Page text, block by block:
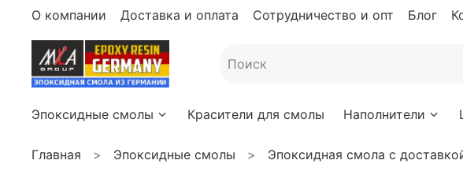
О компании Доставка и оплата Сотрудничество и опт Блог
Эпоксидные смолы Красители для смолы Наполнители
Главная Эпоксидные смолы Эпоксидная смола с